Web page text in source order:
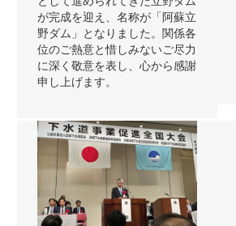
が完成を迎え、名称が「阿蘇立
野ダム」となりました。関係各
位のご熱意と惜しみないご尽力
に深く敬意を表し、心から感謝
申し上げます。